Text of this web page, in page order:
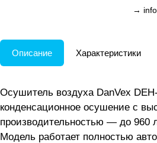
→
Описание Характеристики
Осушитель воздуха DanVex
конденсационное осушение с
производительностью — до 960
Модель работает полностью